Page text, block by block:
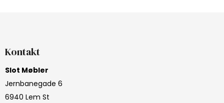
Kontakt
Slot Møbler
Jernbanegade 6
6940 Lem St